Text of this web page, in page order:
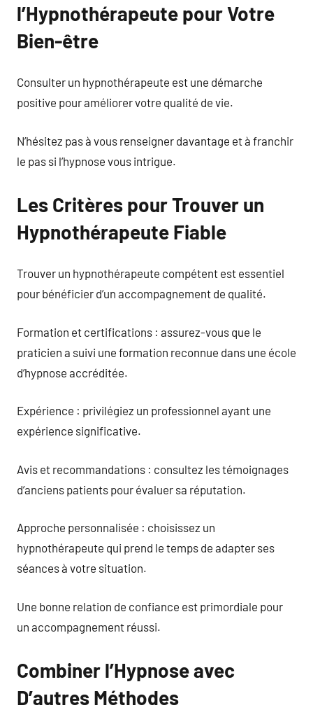
l’Hypnothérapeute pour Votre
Bien-être
Consulter un hypnothérapeute est une démarche
positive pour améliorer votre qualité de vie.
N’hésitez pas à vous renseigner davantage et à franchir
le pas si l’hypnose vous intrigue.
Les Critères pour Trouver un
Hypnothérapeute Fiable
Trouver un hypnothérapeute compétent est essentiel
pour bénéficier d’un accompagnement de qualité.
Formation et certifications : assurez-vous que le
praticien a suivi une formation reconnue dans une école
d’hypnose accréditée.
Expérience : privilégiez un professionnel ayant une
expérience significative.
Avis et recommandations : consultez les témoignages
d’anciens patients pour évaluer sa réputation.
Approche personnalisée : choisissez un
hypnothérapeute qui prend le temps de adapter ses
séances à votre situation.
Une bonne relation de confiance est primordiale pour
un accompagnement réussi.
Combiner l’Hypnose avec
D’autres Méthodes